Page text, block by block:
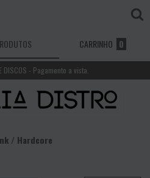
CARRINHO 0
DISCOS - Pagamento a vista.
/ Hardcore